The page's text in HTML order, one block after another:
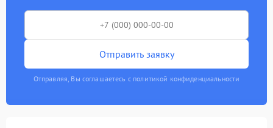
Отправить заявку
Отправляя, Вы соглашаетесь с политикой конфиденциальности